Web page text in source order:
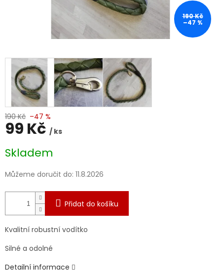
190 Kč
–47 %
190 Kč –47 %
99 Kč / ks
cena:
Skladem
Můžeme doručit do: 11.8.2026
Přidat do košíku
Kvalitní robustní vodítko
Silné a odolné
Detailní informace